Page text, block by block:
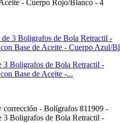
- Cuerpo Rojo/Blanco - 4
Boligrafos de Bola Retractil -
Base de Aceite -...
corrección - Bolígrafos 811909 -
Boligrafos de Bola Retractil -